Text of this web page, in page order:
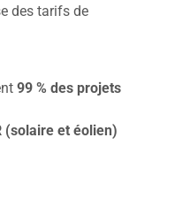
des tarifs de
99 % des projets
(solaire et éolien)